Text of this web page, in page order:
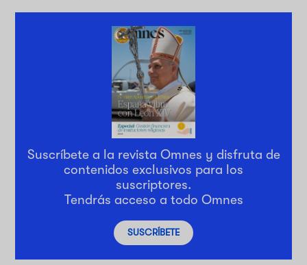
Suscríbete a la revista Omnes y disfruta de
contenidos exclusivos para los
suscriptores.
Tendrás acceso a todo Omnes
SUSCRÍBETE